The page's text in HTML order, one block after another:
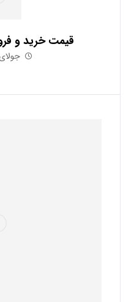
قیمت خرید و
جولای 24,